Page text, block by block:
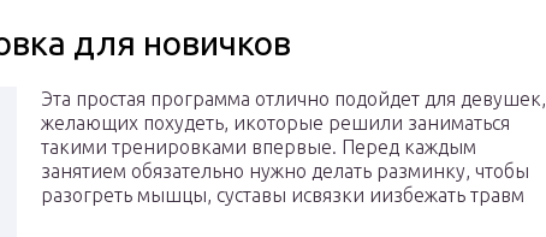
для новичков
Эта простая программа отлично подойдет для девушек,
желающих похудеть, икоторые решили заниматься
такими тренировками впервые. Перед каждым
занятием обязательно нужно делать разминку, чтобы
разогреть мышцы, суставы исвязки иизбежать травм